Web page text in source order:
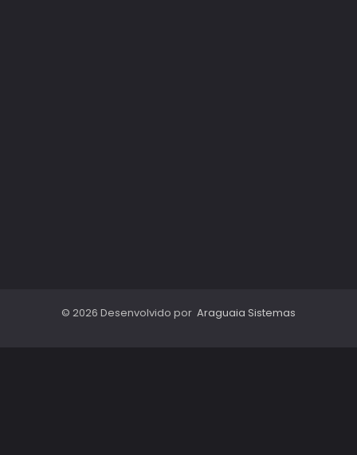
© 2026 Desenvolvido por Araguaia Sistemas